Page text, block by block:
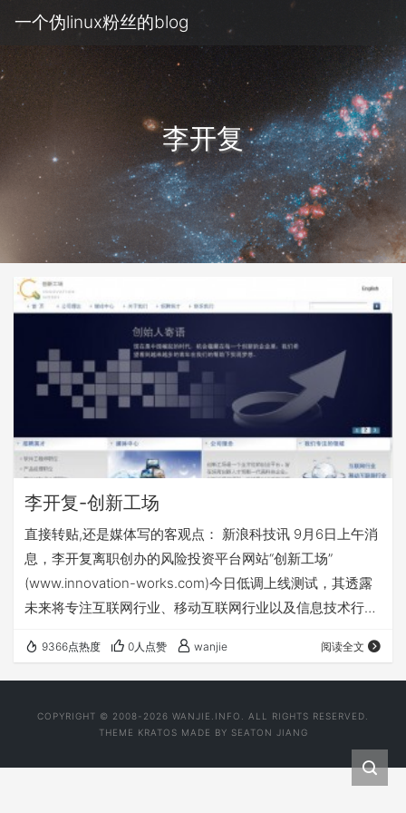
一个伪linux粉丝的blog
李开复
李开复-创新工场
直接转贴,还是媒体写的客观点： 新浪科技讯 9月6日上午消
息，李开复离职创办的风险投资平台网站“创新工场”
(www.innovation-works.com)今日低调上线测试，其透露
未来将专注互联网行业、移动互联网行业以及信息技术行
“但上面的内容都是不对的”。有接近李开复人士确认上述创
新工场网站就是李开复和其团队目前正在调试的网站。 上述
周一才能发布，因此许多内容目前并不准确，也并不完善。
9366点热度 0人点赞 wanjie 阅读全文
COPYRIGHT © 2008-2026 WANJIE.INFO. ALL RIGHTS RESERVED.
THEME KRATOS MADE BY SEATON JIANG